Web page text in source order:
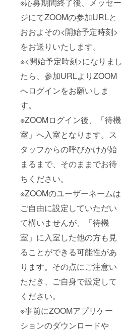
ジにてZOOMの参加URLと
おおよその<開始予定時刻>
をお送りいたします。
※<開始予定時刻>になりまし
たら、参加URLよりZOOM
へログインをお願いしま
す。
※ZOOMログイン後、「待機
室」へ入室となります。ス
タッフからの呼びかけが始
まるまで、そのままでお待
ちください。
※ZOOMのユーザーネームは
ご自由に設定していただい
て構いませんが、「待機
室」に入室した他の方も見
ることができる可能性があ
ります。その点にご注意い
ただき、ご自身で設定して
ください。
※事前にZOOMアプリケー
ションのダウンロードや